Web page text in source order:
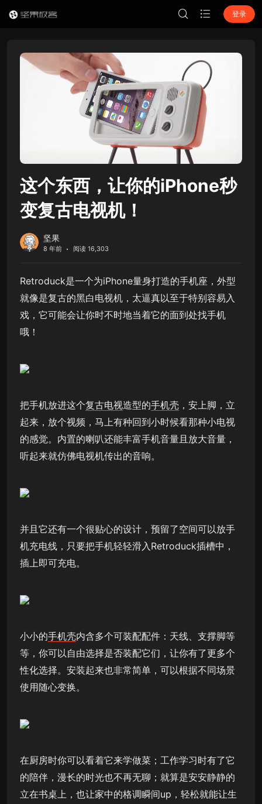
登录
这个东西，让你的iPhone秒
变复古电视机！
坚果
8 年前 阅读 16,303
Retroduck是一个为iPhone量身打造的手机座，外型
就像是复古的黑白电视机，太逼真以至于特别容易入
戏，它可能会让你时不时地当着它的面到处找手机
哦！
把手机放进这个复古电视造型的手机壳 ，安上脚，立
起来，放个视频，马上有种回到小时候看那种小电视
的感觉。内置的喇叭还能丰富手机音量且放大音量，
听起来就仿佛电视机传出的音响。
并且它还有一个很贴心的设计，预留了空间可以放手
机充电线，只要把手机轻轻滑入Retroduck插槽中，
插上即可充电。
小小的手机壳内含多个可装配配件：天线、支撑脚等
等，你可以自由选择是否装配它们，让你有了更多个
性化选择。安装起来也非常简单，可以根据不同场景
使用随心变换。
在厨房时你可以看着它来学做菜；工作学习时有了它
的陪伴，漫长的时光也不再无聊；就算是安安静静的
立在书桌上，也让家中的格调瞬间up，轻松就能让生